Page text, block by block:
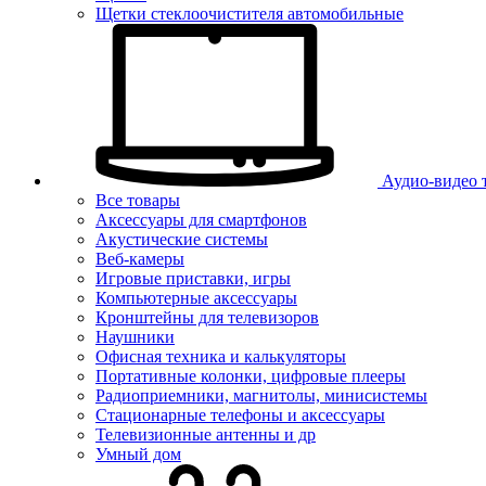
Щетки стеклоочистителя автомобильные
Аудио-видео
Все товары
Аксессуары для смартфонов
Акустические системы
Веб-камеры
Игровые приставки, игры
Компьютерные аксессуары
Кронштейны для телевизоров
Наушники
Офисная техника и калькуляторы
Портативные колонки, цифровые плееры
Радиоприемники, магнитолы, минисистемы
Стационарные телефоны и аксессуары
Телевизионные антенны и др
Умный дом